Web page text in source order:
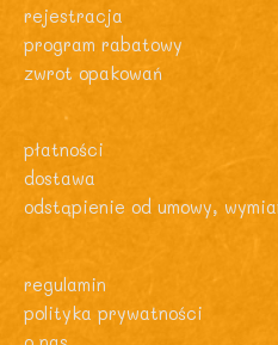
rejestracja
program rabatowy
zwrot opakowań
płatności
dostawa
odstąpienie od umowy,
regulamin
polityka prywatności